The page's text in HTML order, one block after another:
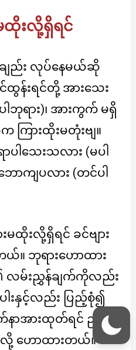
ထိုးလို့ရှိရင်
ချည်း လုပ်နေမယ်ဆို
ထွန်းရင်တို့ အားသေး
ဘုရား)၊ အားကွက် မရှိ
ြားထိုးမတုံးဗျ။
ါသေးသလား (မပါ
ာကျပလား (တင်ပါ
ထိုးလို့ရှိရင် ခင်ဗျား
။ ဘုရားဟောထား
လမ်းညွှန်ချက်ကိုလည်း
ပါးနှင့်လည်း ပြည့်စုံ၍
ာအားထုတ်ရင် ညနေ
ဟောထားတယ်။